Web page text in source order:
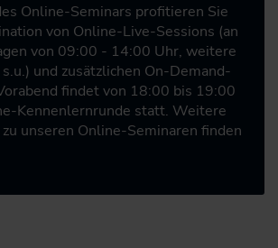
Online-Seminars profitieren Sie
von Online-Live-Sessions (an
von 09:00 - 14:00 Uhr, weitere
und zusätzlichen On-Demand-
findet von 18:00 bis 19:00
Kennenlernrunde statt. Weitere
unseren Online-Seminaren finden